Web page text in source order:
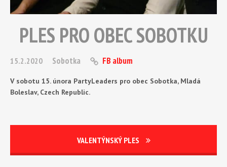
PLES PRO OBEC SOBOTKU
15.2.2020 Sobotka FB album
V sobotu 15. února PartyLeaders pro obec Sobotka, Mladá
Boleslav, Czech Republic.
VALENTÝNSKÝ PLES